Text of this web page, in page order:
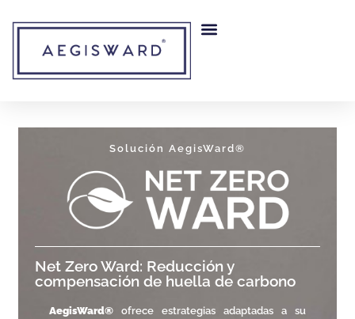
Solución AegisWard®
Net Zero Ward: Reducción y
compensación de huella de carbono
AegisWard®ofrece estrategias adaptadas a su